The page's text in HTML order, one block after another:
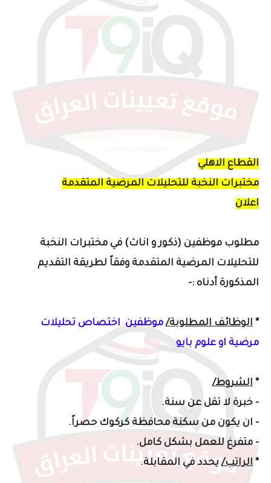
القطاع الاهلي
مختبرات النخبة للتحليلات المرضية المتقدمة
اعلان
مطلوب موظفين (ذكور و اناث) في مختبرات النخبة
للتحليلات المرضية المتقدمة وفقاً لطريقة التقديم
المذكورة أدناه :-
* الوظائف المطلوبة/ موظفين اختصاص تحليلات
مرضية او علوم بايو
* الشروط/
- خبرة لا تقل عن سنة.
- ان يكون من سكنة محافظة كركوك حصراً.
- متفرغ للعمل بشكل كامل.
* الراتب/يحدد في المقابلة.